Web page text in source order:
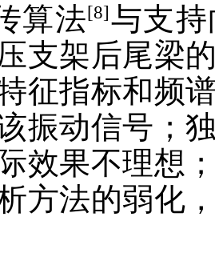
算法[8]与支
支架后尾梁
征指标和频
振动信号；
效果不理想
方法的弱化